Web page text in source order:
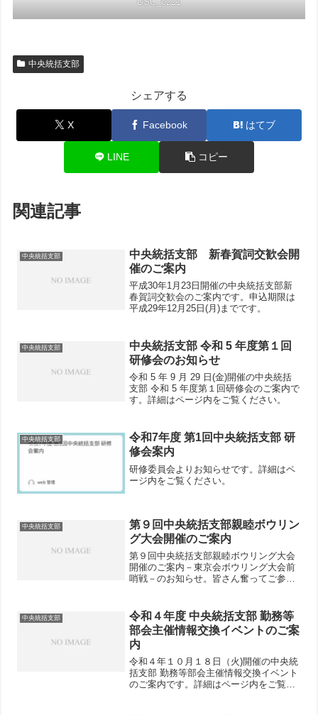
中央統括支部
シェアする
X Facebook はてブ
LINE コピー
関連記事
中央統括支部
中央統括支部 新春賀詞交歓会開
催のご案内
平成30年1月23日開催の中央統括支部新
春賀詞交歓会のご案内です。申込期限は
平成29年12月25日(月)までです。
中央統括支部
中央統括支部 令和 5 年度第１回
研修会のお知らせ
令和 5 年 9 月 29 日(金)開催の中央統括
支部 令和 5 年度第１回研修会のご案内で
す。詳細はページ内をご覧ください。
中央統括支部
令和7年度 第1回中央統括支部 研
修会案内
研修委員会よりお知らせです。詳細はペ
ージ内をご覧ください。
中央統括支部
第９回中央統括支部親睦ボウリン
グ大会開催のご案内
第９回中央統括支部親睦ボウリング大会
開催のご案内－東京会ボウリング大会前
哨戦－のお知らせ。皆さん奮ってご参加
中央統括支部
令和４年度 中央統括支部 勤務等
部会主催情報交換イベントのご案
内
令和４年１０月１８日（火)開催の中央統
括支部 勤務等部会主催情報交換イベント
のご案内です。詳細はページ内をご覧く